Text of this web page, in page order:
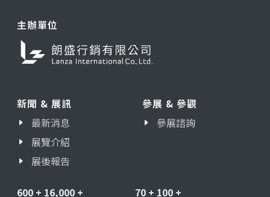
主辦單位
新聞 & 展訊
最新消息
展覽介紹
展後報告
參展 & 參觀
參展諮詢
600 + 16,000 + 70 + 100 +